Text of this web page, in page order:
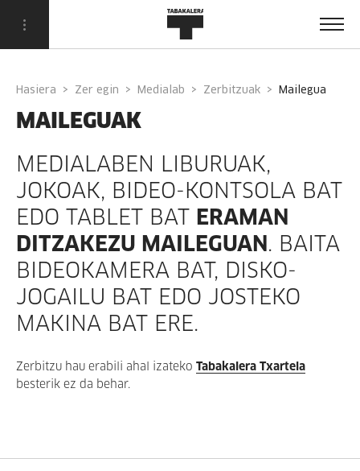
Hasiera Zer egin Medialab Zerbitzuak mailegua
MAILEGUAK
MEDIALABEN LIBURUAK,
JOKOAK, BIDEO-KONTSOLA BAT
EDO TABLET BAT
ERAMAN
DITZAKEZU MAILEGUAN . BAITA
BIDEOKAMERA BAT, DISKO-
JOGAILU BAT EDO JOSTEKO
MAKINA BAT ERE.
Zerbitzu hau erabili ahal izateko Tabakalera Txartela
besterik ez da behar.